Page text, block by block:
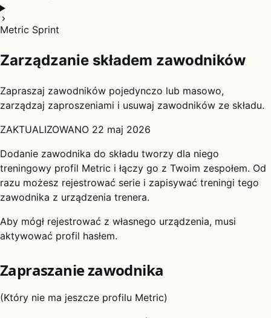
Metric Sprint
Zarządzanie składem zawodników
Zapraszaj zawodników pojedynczo lub masowo,
zarządzaj zaproszeniami i usuwaj zawodników ze składu.
ZAKTUALIZOWANO 22 maj 2026
Dodanie zawodnika do składu tworzy dla niego
treningowy profil Metric i łączy go z Twoim zespołem. Od
razu możesz rejestrować serie i zapisywać treningi tego
zawodnika z urządzenia trenera.
Aby mógł rejestrować z własnego urządzenia, musi
aktywować profil hasłem.
Zapraszanie zawodnika
(Który nie ma jeszcze profilu Metric)